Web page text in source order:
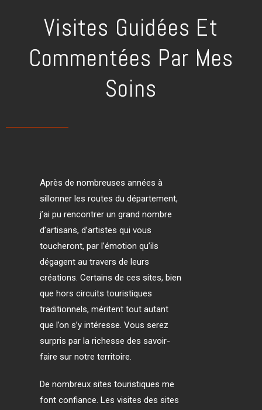
Visites Guidées Et
Commentées Par Mes
Soins
Après de nombreuses années à
sillonner les routes du département,
j’ai pu rencontrer un grand nombre
d’artisans, d’artistes qui vous
toucheront, par l’émotion qu’ils
dégagent au travers de leurs
créations. Certains de ces sites, bien
que hors circuits touristiques
traditionnels, méritent tout autant
que l’on s’y intéresse. Vous serez
surpris par la richesse des savoir-
faire sur notre territoire.
De nombreux sites touristiques me
font confiance. Les visites des sites